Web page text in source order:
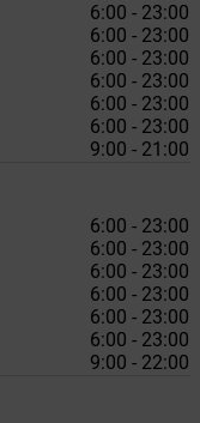
6:00 - 23:00
6:00 - 23:00
6:00 - 23:00
6:00 - 23:00
6:00 - 23:00
6:00 - 23:00
9:00 - 21:00
6:00 - 23:00
6:00 - 23:00
6:00 - 23:00
6:00 - 23:00
6:00 - 23:00
6:00 - 23:00
9:00 - 22:00